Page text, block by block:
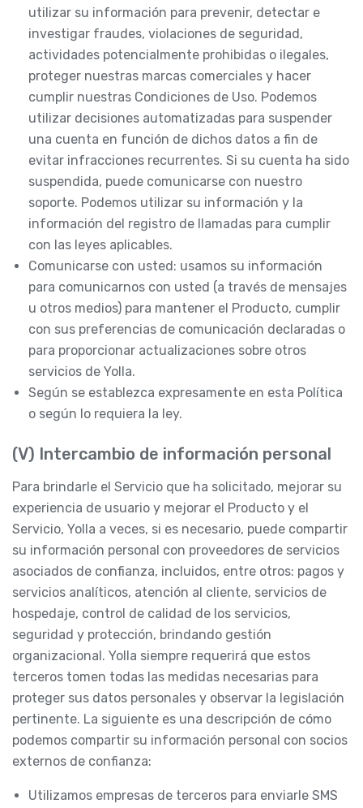
utilizar su información para prevenir, detectar e
investigar fraudes, violaciones de seguridad,
actividades potencialmente prohibidas o ilegales,
proteger nuestras marcas comerciales y hacer
cumplir nuestras Condiciones de Uso. Podemos
utilizar decisiones automatizadas para suspender
una cuenta en función de dichos datos a fin de
evitar infracciones recurrentes. Si su cuenta ha sido
suspendida, puede comunicarse con nuestro
soporte. Podemos utilizar su información y la
información del registro de llamadas para cumplir
con las leyes aplicables.
Comunicarse con usted: usamos su información
para comunicarnos con usted (a través de mensajes
u otros medios) para mantener el Producto, cumplir
con sus preferencias de comunicación declaradas o
para proporcionar actualizaciones sobre otros
servicios de Yolla.
Según se establezca expresamente en esta Política
o según lo requiera la ley.
(V) Intercambio de información personal
Para brindarle el Servicio que ha solicitado, mejorar su
experiencia de usuario y mejorar el Producto y el
Servicio, Yolla a veces, si es necesario, puede compartir
su información personal con proveedores de servicios
asociados de confianza, incluidos, entre otros: pagos y
servicios analíticos, atención al cliente, servicios de
hospedaje, control de calidad de los servicios,
seguridad y protección, brindando gestión
organizacional. Yolla siempre requerirá que estos
terceros tomen todas las medidas necesarias para
proteger sus datos personales y observar la legislación
pertinente. La siguiente es una descripción de cómo
podemos compartir su información personal con socios
externos de confianza:
Utilizamos empresas de terceros para enviarle SMS